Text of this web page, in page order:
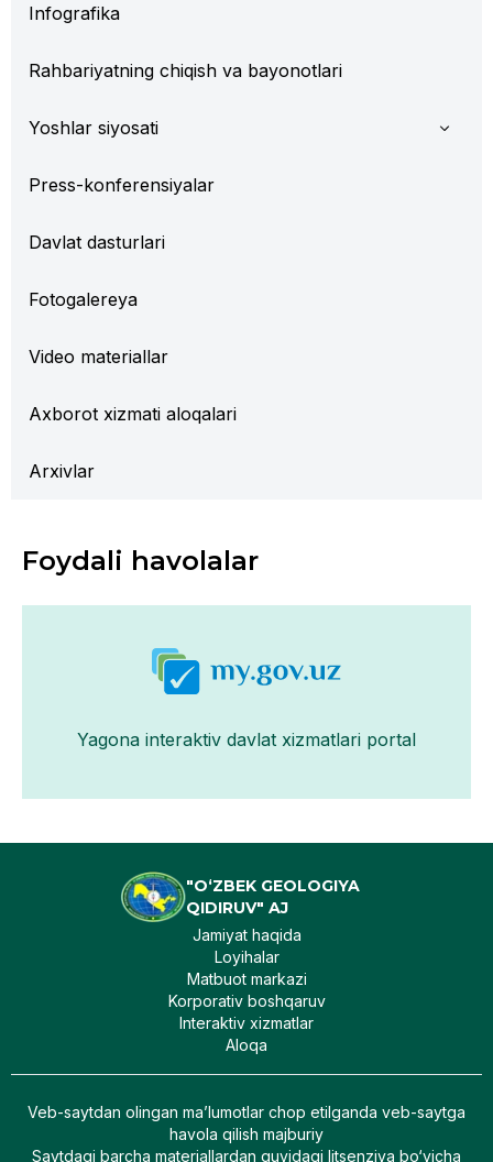
Infografika
Rahbariyatning chiqish va bayonotlari
Yoshlar siyosati
Press-konferensiyalar
Davlat dasturlari
Fotogalereya
Video materiallar
Axborot xizmati aloqalari
Arxivlar
Foydali havolalar
Yagona interaktiv davlat xizmatlari portal
"O‘ZBEK GEOLOGIYA
QIDIRUV" AJ
Jamiyat haqida
Loyihalar
Matbuot markazi
Korporativ boshqaruv
Interaktiv xizmatlar
Aloqa
Veb-saytdan olingan maʼlumotlar chop etilganda veb-saytga
havola qilish majburiy
Saytdagi barcha materiallardan quyidagi litsenziya bo‘yicha